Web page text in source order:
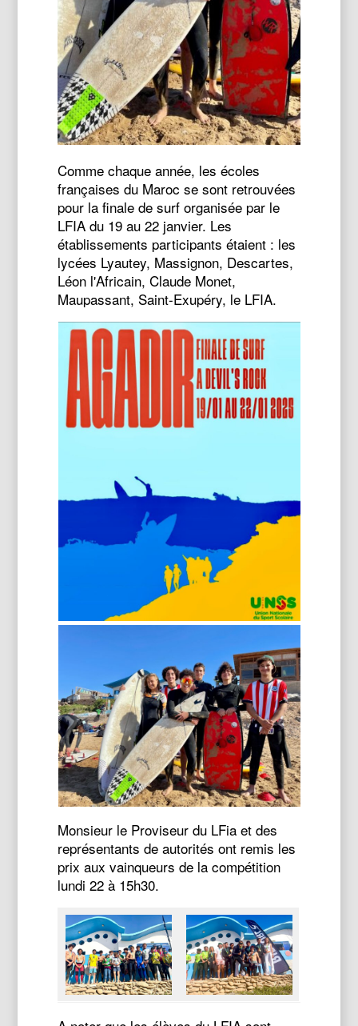
Comme chaque année, les écoles
françaises du Maroc se sont retrouvées
pour la finale de surf organisée par le
LFIA du 19 au 22 janvier. Les
établissements participants étaient : les
lycées Lyautey, Massignon, Descartes,
Léon l'Africain, Claude Monet,
Maupassant, Saint-Exupéry, le LFIA.
Monsieur le Proviseur du LFia et des
représentants de autorités ont remis les
prix aux vainqueurs de la compétition
lundi 22 à 15h30.